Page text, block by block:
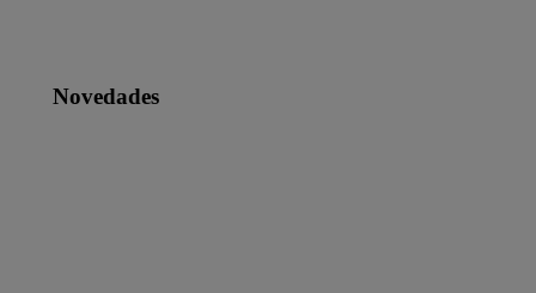
Novedades